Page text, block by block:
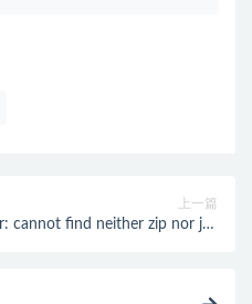
上一篇
cannot find neither zip nor jar,